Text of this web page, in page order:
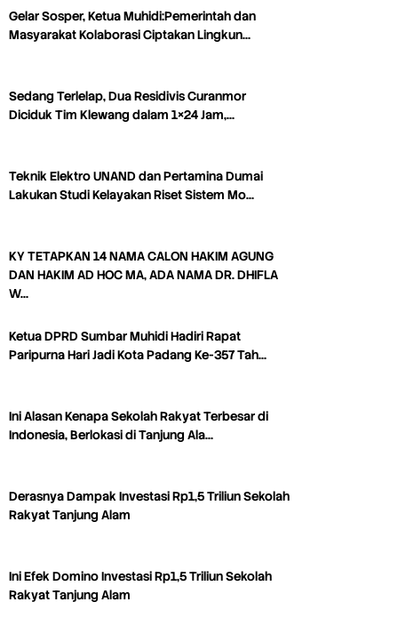
Gelar Sosper, Ketua Muhidi:Pemerintah dan
Masyarakat Kolaborasi Ciptakan Lingkun…
Sedang Terlelap, Dua Residivis Curanmor
Diciduk Tim Klewang dalam 1×24 Jam,…
Teknik Elektro UNAND dan Pertamina Dumai
Lakukan Studi Kelayakan Riset Sistem Mo…
KY TETAPKAN 14 NAMA CALON HAKIM AGUNG
DAN HAKIM AD HOC MA, ADA NAMA DR. DHIFLA
W…
Ketua DPRD Sumbar Muhidi Hadiri Rapat
Paripurna Hari Jadi Kota Padang Ke-357 Tah…
Ini Alasan Kenapa Sekolah Rakyat Terbesar di
Indonesia, Berlokasi di Tanjung Ala…
Derasnya Dampak Investasi Rp1,5 Triliun Sekolah
Rakyat Tanjung Alam
Ini Efek Domino Investasi Rp1,5 Triliun Sekolah
Rakyat Tanjung Alam